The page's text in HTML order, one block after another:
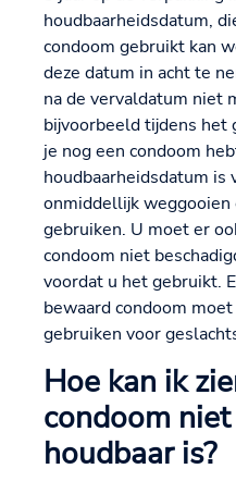
houdbaarheidsdatum,
condoom gebruikt kan
deze datum in acht te
na de vervaldatum niet
bijvoorbeeld tijdens het
je nog een condoom
houdbaarheidsdatum
onmiddellijk weggooien
gebruiken. U moet er
condoom niet
voordat u het gebruikt.
bewaard condoom
gebruiken voor
Hoe kan ik
condoom
houdbaar is?